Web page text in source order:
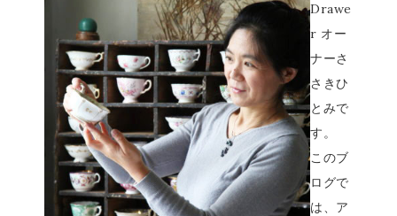
Drawe
r オー
ナーさ
さきひ
とみで
す。
このブ
ログで
は、ア